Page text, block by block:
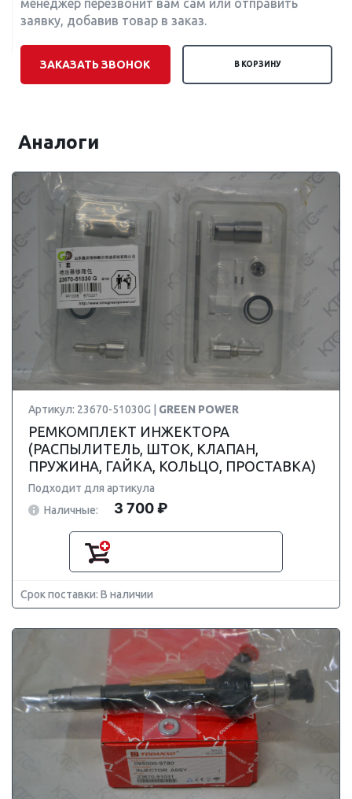
менеджер перезвонит вам сам или отправить
заявку, добавив товар в заказ.
ЗАКАЗАТЬ ЗВОНОК В КОРЗИНУ
Аналоги
Артикул: 23670-51030G | GREEN POWER
РЕМКОМПЛЕКТ ИНЖЕКТОРА
(РАСПЫЛИТЕЛЬ, ШТОК, КЛАПАН,
ПРУЖИНА, ГАЙКА, КОЛЬЦО, ПРОСТАВКА)
Подходит для артикула
Наличные:
3 700 ₽
Срок поставки: В наличии